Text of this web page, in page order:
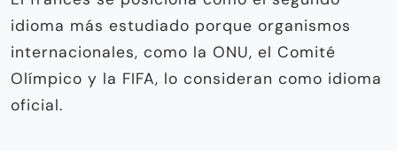
idioma más estudiado porque organismos
internacionales, como la ONU, el Comité
Olímpico y la FIFA, lo consideran como idioma
oficial.